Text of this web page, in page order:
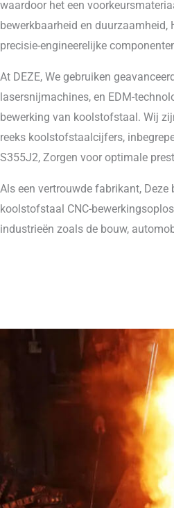
waardoor het een
bewerkbaarheid en
precisie-engineerelijke
At DEZE, We gebruiken
lasersnijmachines, en EDM-
bewerking van koolstofstaal. Wij
reeks koolstofstaalcijfers,
S355J2, Zorgen voor optimale
Als een vertrouwde fabrikant,
koolstofstaal CNC-
industrieën zoals de bouw,